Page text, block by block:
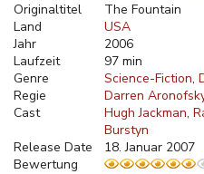
Originaltitel
The Fountain
Land
USA
Jahr
2006
Laufzeit
97 min
Genre
Science-Fiction
Regie
Darren
Cast
Hugh Jackman
Burstyn
Release Date
18. Januar 2007
Bewertung